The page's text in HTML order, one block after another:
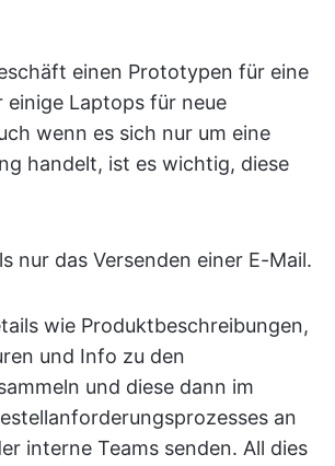
einen Prototypen für eine
einige Laptops für neue
wenn es sich nur um eine
handelt, ist es wichtig, diese
nur das Versenden einer E-Mail.
wie Produktbeschreibungen,
und Info zu den
und diese dann im
an
interne Teams senden. All dies